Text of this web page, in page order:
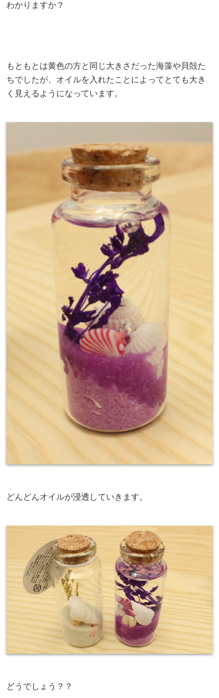
わかりますか？
もともとは黄色の方と同じ大きさだった海藻や貝殻た
ちでしたが、オイルを入れたことによってとても大き
く見えるようになっています。
どんどんオイルが浸透していきます。
どうでしょう？？